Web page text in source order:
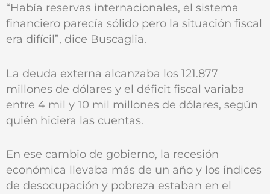
“Había reservas internacionales, el sistema
financiero parecía sólido pero la situación fiscal
era difícil”, dice Buscaglia.
La deuda externa alcanzaba los 121.877
millones de dólares y el déficit fiscal variaba
entre 4 mil y 10 mil millones de dólares, según
quién hiciera las cuentas.
En ese cambio de gobierno, la recesión
económica llevaba más de un año y los índices
de desocupación y pobreza estaban en el